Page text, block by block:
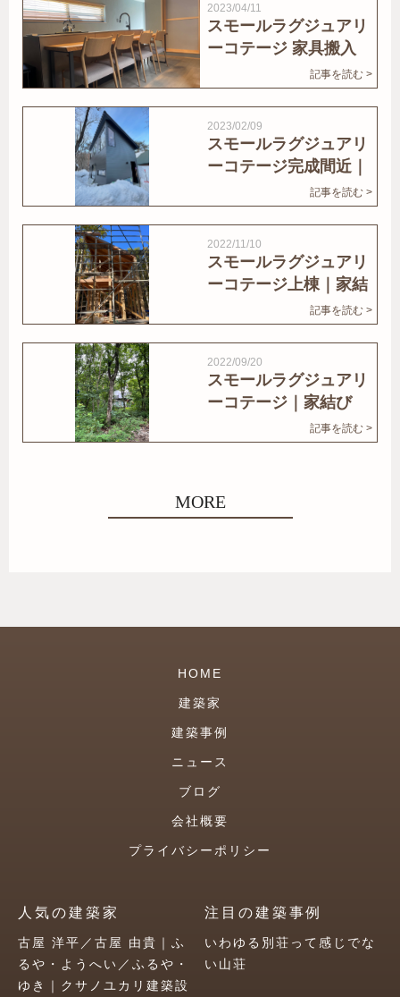
2023/04/11
スモールラグジュアリ
ーコテージ 家具搬入
記事を読む >
2023/02/09
スモールラグジュアリ
ーコテージ完成間近｜
記事を読む >
2022/11/10
スモールラグジュアリ
ーコテージ上棟｜家結
記事を読む >
2022/09/20
スモールラグジュアリ
ーコテージ｜家結び
記事を読む >
MORE
HOME
建築家
建築事例
ニュース
ブログ
会社概要
プライバシーポリシー
人気の建築家
古屋 洋平／古屋 由貴｜ふ
るや・ようへい／ふるや・
ゆき｜クサノユカリ建築設
注目の建築事例
いわゆる別荘って感じでな
い山荘